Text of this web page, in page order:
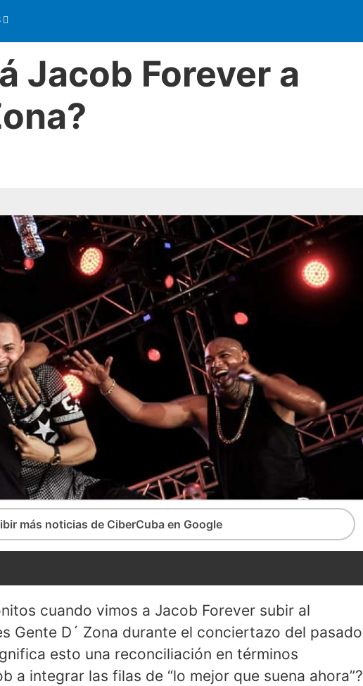
Jacob Forever a
más noticias de CiberCuba en Google
cuando vimos a Jacob Forever subir al
Gente D´ Zona durante el conciertazo del pasado
esto una reconciliación en términos
a integrar las filas de “lo mejor que suena ahora”?